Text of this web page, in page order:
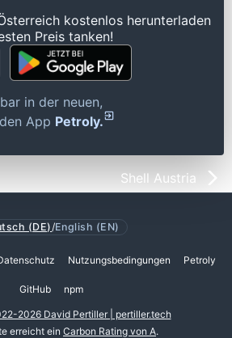
kostenlos herunterladen
Preis tanken!
in der neuen,
App Petroly.
Shell Austria
(DE)/English (EN)
Nutzungsbedingungen Petroly
GitHub npm
2026 David Pertiller | pertiller.tech
erreicht ein Carbon Rating von A.